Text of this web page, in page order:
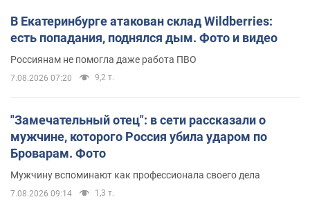
В Екатеринбурге атакован склад Wildberries:
есть попадания, поднялся дым. Фото и видео
Россиянам не помогла даже работа ПВО
7.08.2026 07:20 9,2 т.
"Замечательный отец": в сети рассказали о
мужчине, которого Россия убила ударом по
Броварам. Фото
Мужчину вспоминают как профессионала своего дела
7.08.2026 09:14 1,3 т.